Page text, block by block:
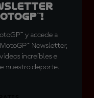
y accede a
Newsletter,
increíbles e
nuestro deporte.